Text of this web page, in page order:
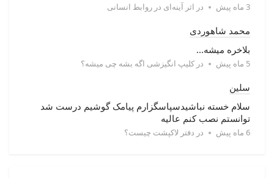
3 ماه پیش در اثر آینه‌ای در روابط انسانی
محمد شاهوردی
بلاخره میشه...
5 ماه پیش در کلیپ انگیزشی اگه بشه چی میشه؟
سلین
سلام خسته نباشیدسپاسگزارم پیامک گوشیم درست شد
توانستم نصب کنم عالیه
6 ماه پیش در دفتر لاکپشت چیست؟